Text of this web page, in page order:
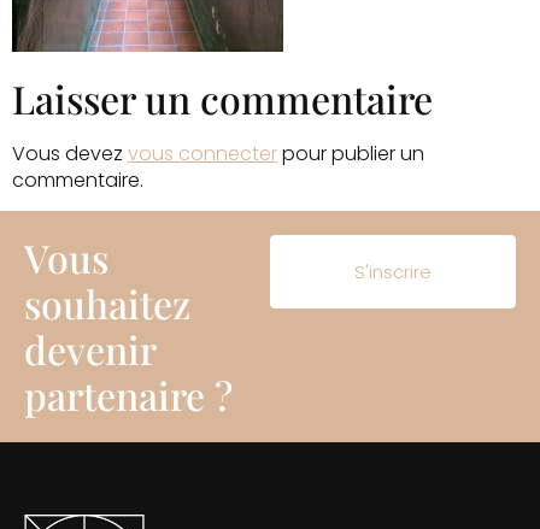
Laisser un commentaire
Vous devez vous connecterpour publier un
commentaire.
Vous
souhaitez
devenir
partenaire ?
S'inscrire